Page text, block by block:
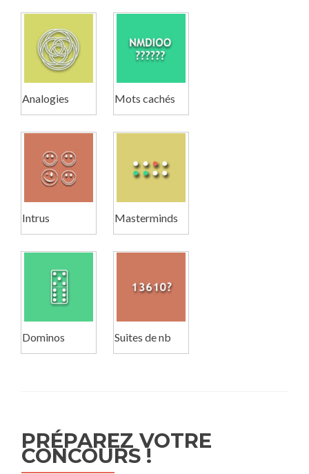
Analogies Mots cachés
Intrus Masterminds
Dominos Suites de nb
PRÉPAREZ VOTRE
CONCOURS !